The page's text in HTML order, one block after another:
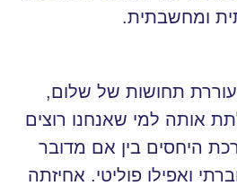
ומחשבתית.
תחושות של שלום,
אותה למי שאנחנו רוצים
היחסים בין אם מדובר
ואפילו פוליטי. אחיזתה